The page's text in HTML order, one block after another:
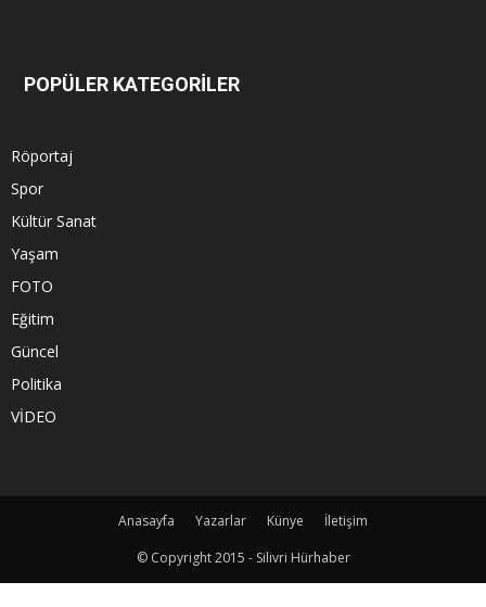
POPÜLER KATEGORİLER
Röportaj
Spor
Kültür Sanat
Yaşam
FOTO
Eğitim
Güncel
Politika
VİDEO
Anasayfa Yazarlar Künye
İletişim
© Copyright 2015 - Silivri Hürhaber